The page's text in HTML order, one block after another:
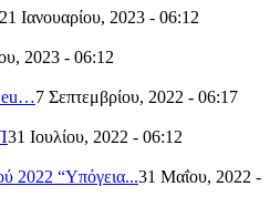
21 Ιανουαρίου, 2023 - 06:12
2023 - 06:12
7 Σεπτεμβρίου, 2022 - 06:17
31 Ιουλίου, 2022 - 06:12
2022 “Υπόγεια...31 Μαΐου, 2022 -